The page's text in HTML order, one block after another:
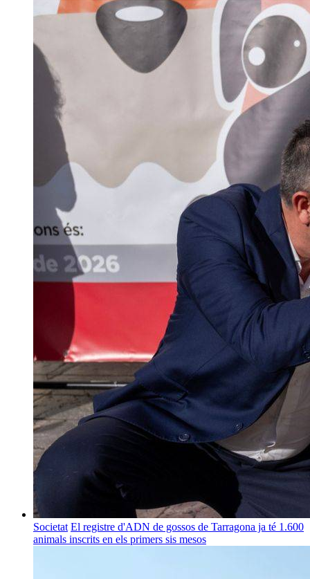
Societat El registre d'ADN de gossos de Tarragona ja té 1.600
animals inscrits en els primers sis mesos